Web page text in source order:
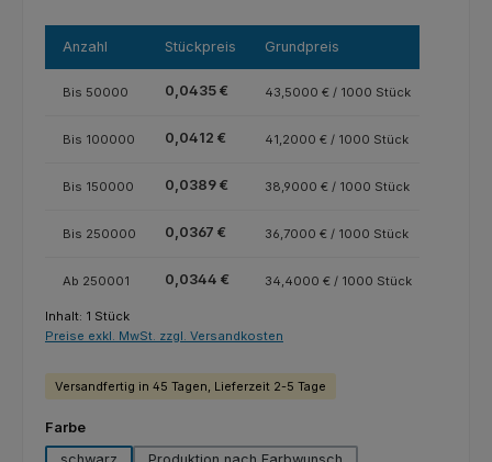
Anzahl Stückpreis Grundpreis
Bis 50000 0,0435 € 43,5000 € / 1000 Stück
Bis 100000 0,0412 € 41,2000 € / 1000 Stück
Bis 150000 0,0389 € 38,9000 € / 1000 Stück
Bis 250000 0,0367 € 36,7000 € / 1000 Stück
Ab 250001 0,0344 € 34,4000 € / 1000 Stück
Inhalt: 1 Stück
Preise exkl. MwSt. zzgl. Versandkosten
Versandfertig in 45 Tagen, Lieferzeit 2-5 Tage
Farbeauswählen